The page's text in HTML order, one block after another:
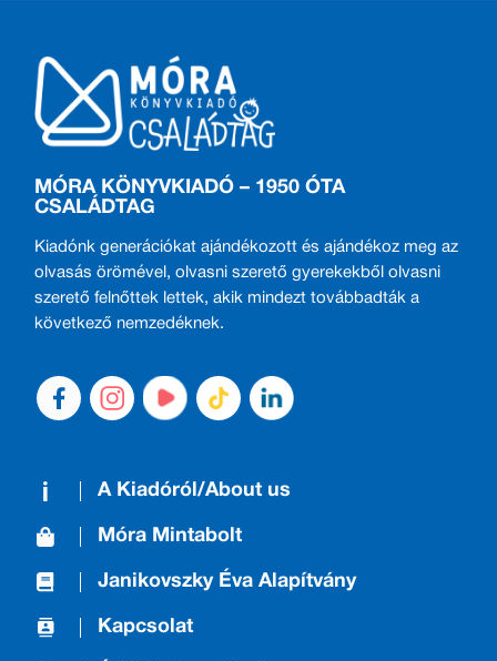
MÓRA KÖNYVKIADÓ – 1950 ÓTA
CSALÁDTAG
Kiadónk generációkat ajándékozott és ajándékoz meg az
olvasás örömével, olvasni szerető gyerekekből olvasni
szerető felnőttek lettek, akik mindezt továbbadták a
következő nemzedéknek.
A Kiadóról/About us
Móra Mintabolt
Janikovszky Éva Alapítvány
Kapcsolat